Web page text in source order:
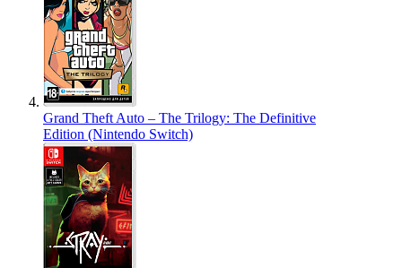
Grand Theft Auto – The Trilogy: The Definitive
Edition (Nintendo Switch)